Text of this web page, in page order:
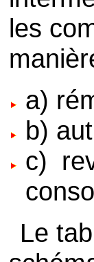
les
a)
b)
c)
Le